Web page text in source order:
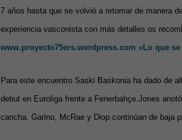
7 años hasta que se volvió a retomar de manera
experiencia vasconista con más detalles os
www.proyecto75ers.wordpress.com «Lo que
Para este encuentro Saski Baskonia ha dado de
debut en Euroliga frente a Fenerbahçe.Jones
cancha. Garino, McRae y Diop continúan de baja